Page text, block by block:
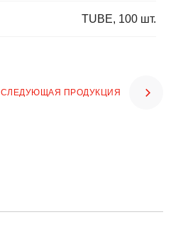
TUBE, 100 шт.
СЛЕДУЮЩАЯ ПРОДУКЦИЯ